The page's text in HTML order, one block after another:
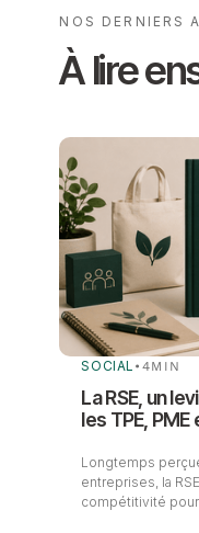
NOS DERNIERS
À lire
SOCIAL • 4MIN
La RSE, un
les TPE,
Longtemps
entreprises, la
compétitivité pour